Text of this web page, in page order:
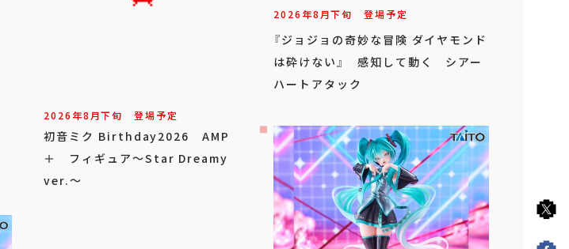
2026年8月下旬 登場予定
初音ミク Birthday2026 AMP
＋ フィギュア～Star Dreamy
ver.～
2026年8月下旬 登場予定
『ジョジョの奇妙な冒険 ダイヤモンド
は砕けない』 感知して動く シアー
ハートアタック